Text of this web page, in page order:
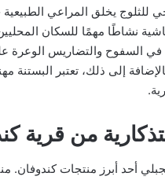
للثلوج يخلق المراعي
نشاطًا مهمًا للسكان
في السفوح والتضاريس
إلى ذلك، تعتبر البستنة
من قرية
أحد أبرز منتجات كندوفان.